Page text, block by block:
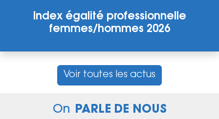
Index égalité professionnelle
femmes/hommes 2026
Voir toutes les actus
On PARLE DE NOUS